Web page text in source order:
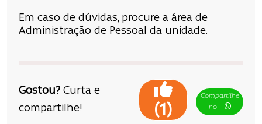
Em caso de dúvidas, procure a área de
Administração de Pessoal da unidade.
Gostou? Curta e
compartilhe!
(1)
Compartilhe
no